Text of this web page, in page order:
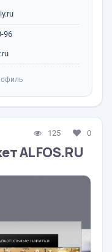
96
125 0
ALFOS.RU